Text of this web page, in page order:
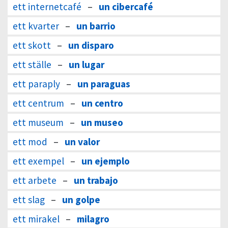
ett internetcafé – un cibercafé
ett kvarter – un barrio
ett skott – un disparo
ett ställe – un lugar
ett paraply – un paraguas
ett centrum – un centro
ett museum – un museo
ett mod
– un valor
ett exempel – un ejemplo
ett arbete – un trabajo
ett slag – un golpe
ett mirakel – milagro